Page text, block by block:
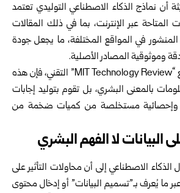
أن نماذج الذكاء الاصطناعي التوليدي تعتمد
المتاحة عبر الإنترنت، بما في ذلك المقالات
في المواقع المختلفة، ما يجعل جودة
وموثوقية المصادر الأصلية.
ووفقاً لتقرير نشره موقع “MIT Technology Review” التقني، فإن هذه
بالمعنى البشري، بل تقوم بتوليد إجابات
وإحصائية مستخلصة من كميات ضخمة من
البيانات لا الفهم البشري
الاصطناعي إلى أن محاولات التأثير على
ما يُعرف بـ”تسميم البيانات” أو إدخال محتوى